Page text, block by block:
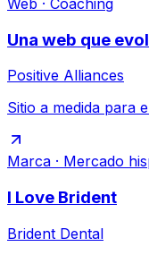
Una web que
Positive Alliances
Sitio a medida para
Marca · Mercado
I Love Brident
Brident Dental